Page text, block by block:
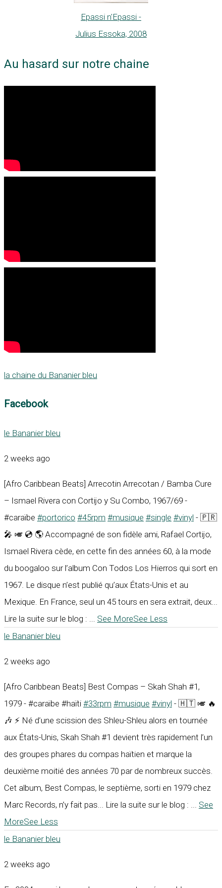
Epassi n'Epassi -
Julius Essoka, 2008
Au hasard sur notre chaine
la chaine du Bananier bleu
Facebook
le Bananier bleu
2 weeks ago
[Afro Caribbean Beats] Arrecotin Arrecotan / Bamba Cure
– Ismael Rivera con Cortijo y Su Combo, 1967/69 -
#caraïbe #portorico #45rpm #musique #single #vinyl - 🇵🇷
🎤 🎺 💿 🌎 Accompagné de son fidèle ami, Rafael Cortijo,
Ismael Rivera cède, en cette fin des années 60, à la mode
du boogaloo sur l’album Con Todos Los Hierros qui sort en
1967. Le disque n’est publié qu’aux États-Unis et au
Mexique. En France, seul un 45 tours en sera extrait, deux...
Lire la suite sur le blog :
See MoreSee Less
le Bananier bleu
2 weeks ago
[Afro Caribbean Beats] Best Compas – Skah Shah #1,
1979 - #caraïbe #haïti #33rpm #musique #vinyl - 🇭🇹 🎺 🔥
🎶 ⚡ Né d’une scission des Shleu-Shleu alors en tournée
aux États-Unis, Skah Shah #1 devient très rapidement l’un
des groupes phares du compas haïtien et marque la
deuxième moitié des années 70 par de nombreux succès.
Cet album, Best Compas, le septième, sorti en 1979 chez
Marc Records, n’y fait pas... Lire la suite sur le blog :
See
MoreSee Less
le Bananier bleu
2 weeks ago